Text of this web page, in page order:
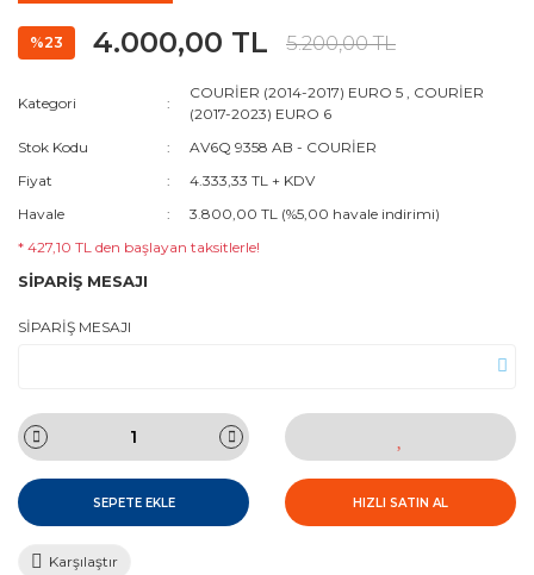
%23 4.000,00 TL 5.200,00 TL
Kategori
COURİER (2014-2017) EURO 5 , COURİER
(2017-2023) EURO 6
Stok Kodu
AV6Q 9358 AB - COURİER
Fiyat
4.333,33 TL + KDV
Havale
3.800,00 TL (%5,00 havale indirimi)
* 427,10 TL den başlayan taksitlerle!
SİPARİŞ MESAJI
SİPARİŞ MESAJI
SEPETE EKLE HIZLI SATIN AL
Karşılaştır